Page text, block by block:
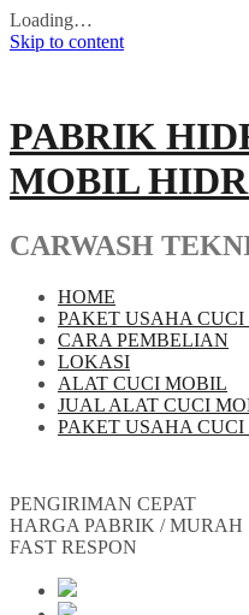
Loading…
Skip to content
PABRIK
MOBIL
CARWASH
HOME
PAKET USAHA CUCI
CARA PEMBELIAN
LOKASI
ALAT CUCI MOBIL
JUAL ALAT CUCI
PAKET USAHA
PENGIRIMAN CEPAT
HARGA PABRIK / MURAH
FAST RESPON